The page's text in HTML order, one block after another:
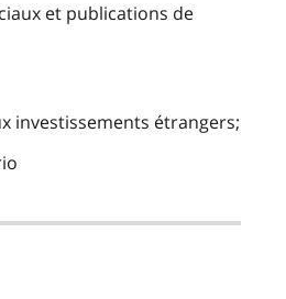
et publications de
investissements étrangers;